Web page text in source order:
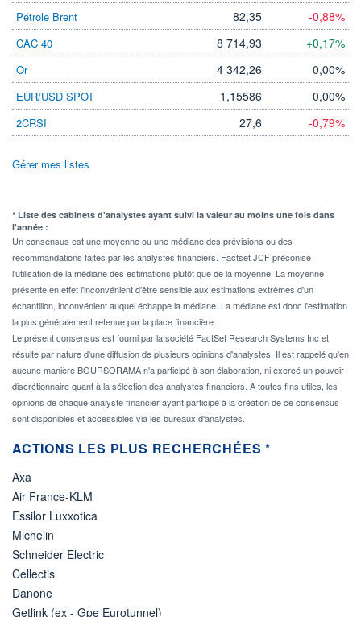
Pétrole Brent 82,35 -0,88%
CAC 40 8 714,93 +0,17%
Or 4 342,26 0,00%
EUR/USD SPOT 1,15586 0,00%
2CRSI 27,6 -0,79%
Gérer mes listes
* Liste des cabinets d'analystes ayant suivi la valeur au moins une fois dans
l'année :
Un consensus est une moyenne ou une médiane des prévisions ou des
recommandations faites par les analystes financiers. Factset JCF préconise
l'utilisation de la médiane des estimations plutôt que de la moyenne. La moyenne
présente en effet l'inconvénient d'être sensible aux estimations extrêmes d'un
échantillon, inconvénient auquel échappe la médiane. La médiane est donc l'estimation
la plus généralement retenue par la place financière.
Le présent consensus est fourni par la société FactSet Research Systems Inc et
résulte par nature d'une diffusion de plusieurs opinions d'analystes. Il est rappelé qu'en
aucune manière BOURSORAMA n'a participé à son élaboration, ni exercé un pouvoir
discrétionnaire quant à la sélection des analystes financiers. A toutes fins utiles, les
opinions de chaque analyste financier ayant participé à la création de ce consensus
sont disponibles et accessibles via les bureaux d'analystes.
ACTIONS LES PLUS RECHERCHÉES *
Axa
Air France-KLM
Essilor Luxxotica
Michelin
Schneider Electric
Cellectis
Danone
Getlink (ex - Gpe Eurotunnel)